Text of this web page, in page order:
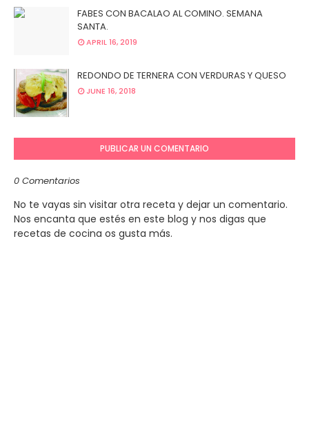
FABES CON BACALAO AL COMINO. SEMANA
SANTA.
APRIL 16, 2019
REDONDO DE TERNERA CON VERDURAS Y QUESO
JUNE 16, 2018
PUBLICAR UN COMENTARIO
0 Comentarios
No te vayas sin visitar otra receta y dejar un comentario.
Nos encanta que estés en este blog y nos digas que
recetas de cocina os gusta más.